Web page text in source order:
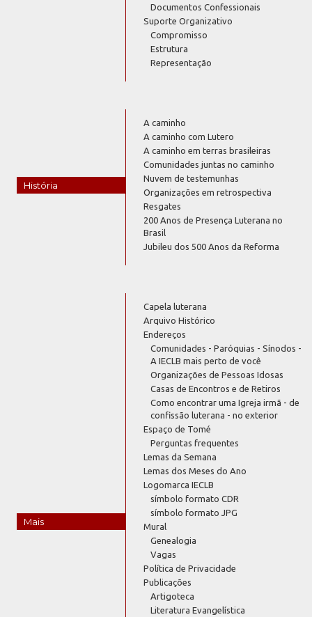
Documentos Confessionais
Suporte Organizativo
Compromisso
Estrutura
Representação
História
A caminho
A caminho com Lutero
A caminho em terras brasileiras
Comunidades juntas no caminho
Nuvem de testemunhas
Organizações em retrospectiva
Resgates
200 Anos de Presença Luterana no
Brasil
Jubileu dos 500 Anos da Reforma
Mais
Capela luterana
Arquivo Histórico
Endereços
Comunidades - Paróquias - Sínodos -
A IECLB mais perto de você
Organizações de Pessoas Idosas
Casas de Encontros e de Retiros
Como encontrar uma Igreja irmã - de
confissão luterana - no exterior
Espaço de Tomé
Perguntas frequentes
Lemas da Semana
Lemas dos Meses do Ano
Logomarca IECLB
símbolo formato CDR
símbolo formato JPG
Mural
Genealogia
Vagas
Política de Privacidade
Publicações
Artigoteca
Literatura Evangelística